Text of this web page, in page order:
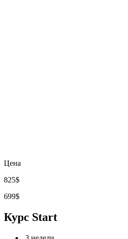
Цена
825$
699$
Курс Start